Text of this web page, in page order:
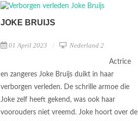
JOKE BRUIJS
01 April 2023 Nederland 2
Actrice
en zangeres Joke Bruijs duikt in haar
verborgen verleden. De schrille armoe die
Joke zelf heeft gekend, was ook haar
voorouders niet vreemd. Joke hoort over de